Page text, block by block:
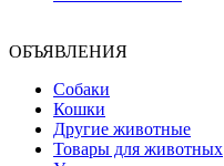
ОБЪЯВЛЕНИЯ
Собаки
Кошки
Другие животные
Товары для животных